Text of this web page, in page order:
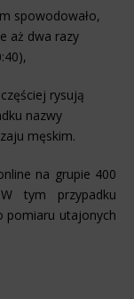
spowodowało,
aż dwa razy
rysują
nazwy
męskim.
na grupie 400
tym przypadku
pomiaru utajonych